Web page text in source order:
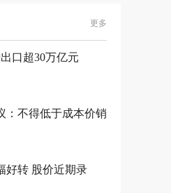
更多
口超30万亿元
：不得低于成本价销
好转 股价近期录